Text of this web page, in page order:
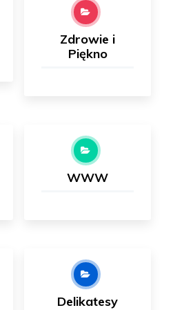
Zdrowie i
Piękno
WWW
Delikatesy